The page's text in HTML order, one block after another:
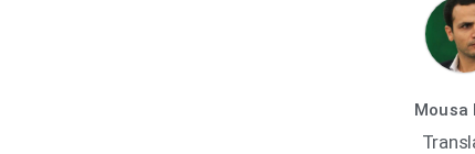
Mousa